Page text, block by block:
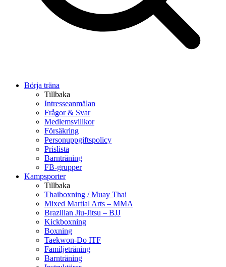
Börja träna
Tillbaka
Intresseanmälan
Frågor & Svar
Medlemsvillkor
Försäkring
Personuppgiftspolicy
Prislista
Barnträning
FB-grupper
Kampsporter
Tillbaka
Thaiboxning / Muay Thai
Mixed Martial Arts – MMA
Brazilian Jiu-Jitsu – BJJ
Kickboxning
Boxning
Taekwon-Do ITF
Familjeträning
Barnträning